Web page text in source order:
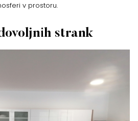
v prostoru.
strank